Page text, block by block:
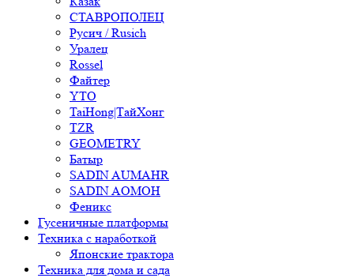
СТАВРОПОЛЕЦ
Русич / Rusich
Уралец
Rossel
Файтер
YTO
TaiHong|ТайХонг
TZR
GEOMETRY
Батыр
SADIN AUMAHR
SADIN AOMOH
Феникс
Гусеничные платформы
Техника с наработкой
Японские трактора
Техника для дома и сада